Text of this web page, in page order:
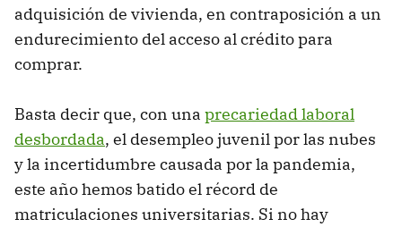
adquisición de vivienda, en contraposición a un
endurecimiento del acceso al crédito para
comprar.
Basta decir que, con una precariedad laboral
desbordada, el desempleo juvenil por las nubes
y la incertidumbre causada por la pandemia,
este año hemos batido el récord de
matriculaciones universitarias. Si no hay